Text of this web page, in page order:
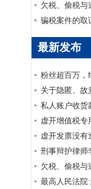
欠税、偷税
探
骗税案件的取
最新发布
粉丝超百万
主播李呈祥隐
关于隐匿、故
务会计报告罪
私人账户收货
鑫福黄金珠宝
虚开增值税专
扣税款发票罪
虚开发票没有
刑事辩护律师
禁不止？
欠税、偷税
探
最高人民法院